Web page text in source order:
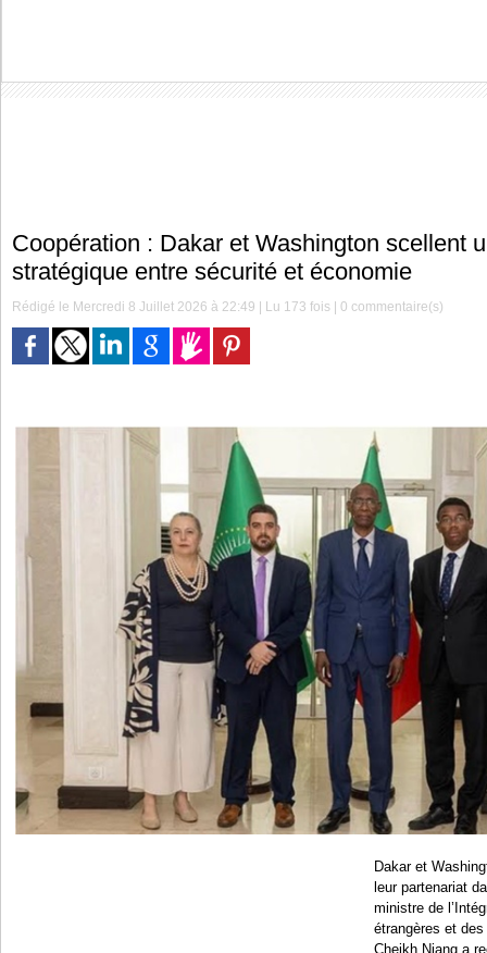
Coopération : Dakar et Washington scellent
stratégique entre sécurité et économie
Rédigé le Mercredi 8 Juillet 2026 à 22:49 | Lu 173 fois |0 commentaire(s)
Dakar et
leur partenariat
ministre de
étrangères et des
Cheikh Niang a